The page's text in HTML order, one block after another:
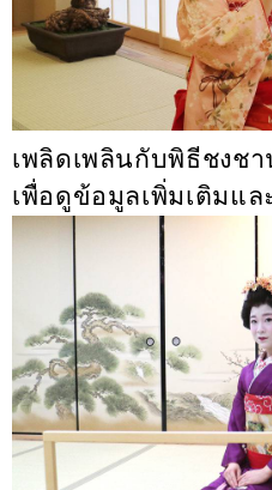
เพลิดเพลินกับพิธีชงชา
เพื่อดูข้อมูลเพิ่มเติมแล